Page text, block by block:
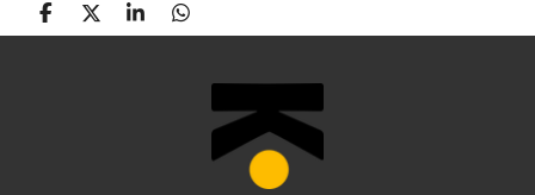
D
e
D
e
S
h
D
e